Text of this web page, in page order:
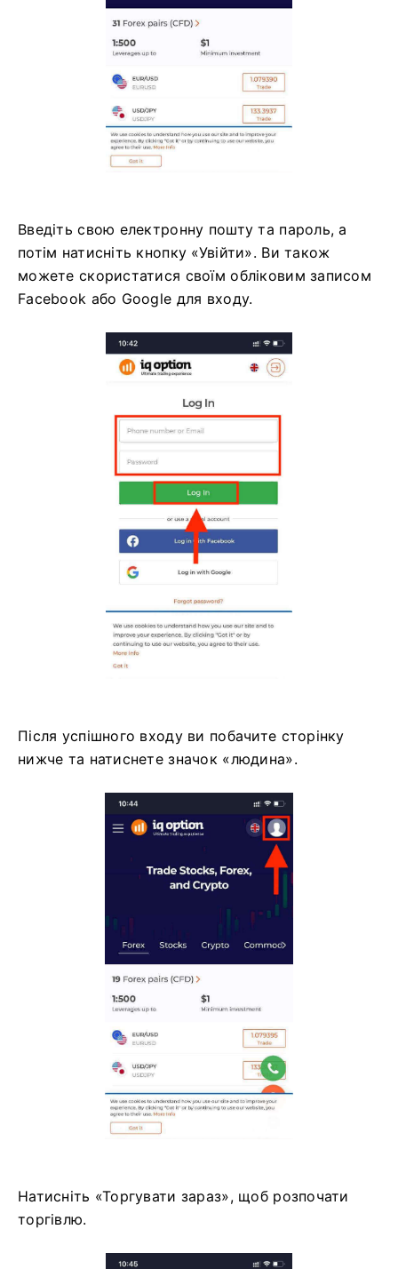
Введіть свою електронну пошту та пароль, а
потім натисніть кнопку «Увійти». Ви також
можете скористатися своїм обліковим записом
Facebook або Google для входу.
Після успішного входу ви побачите сторінку
нижче та натиснете значок «людина».
Натисніть «Торгувати зараз», щоб розпочати
торгівлю.